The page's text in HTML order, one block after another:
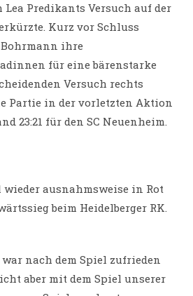
Predikants Versuch auf der
Kurz vor Schluss
ihre
für eine bärenstarke
Versuch rechts
Partie in der vorletzten Aktion
23:21 für den SC Neuenheim.
ausnahmsweise in Rot
beim Heidelberger RK.
nach dem Spiel zufrieden
aber mit dem Spiel unserer